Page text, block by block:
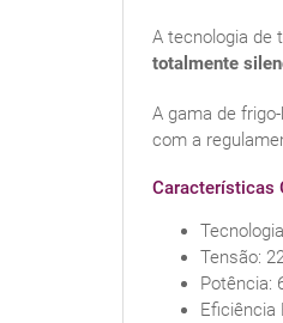
A tecnologia de
totalmente
A gama de
com a
Características
Tensão:
Potência:
Eficiência